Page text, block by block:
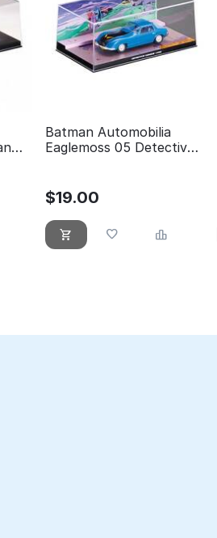
Batman Automobilia
Eaglemoss 05 Detective
$19.00